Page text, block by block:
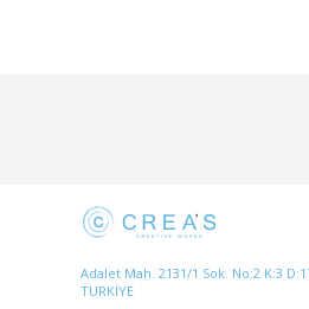
Adalet Mah. 2131/1 Sok. No:2 K:3
TURKİYE